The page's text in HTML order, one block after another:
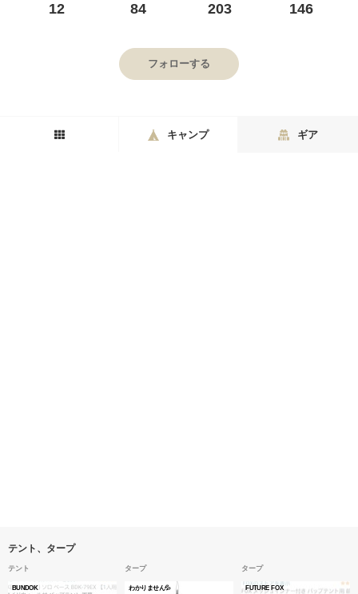
12 84 203 146
フォローする
キャンプ ギア
テント、タープ
テント
BUNDOK
タープ
わかりません💦
タープ
FUTURE FOX